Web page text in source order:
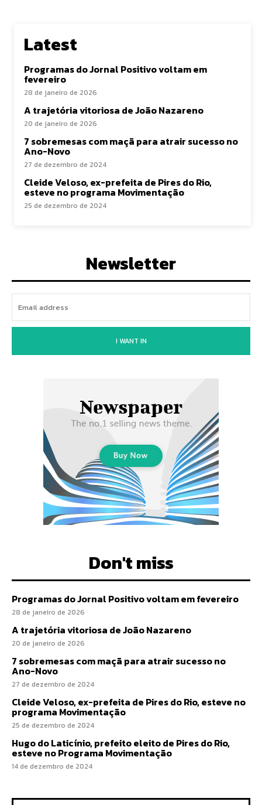
Latest
Programas do Jornal Positivo voltam em
fevereiro
28 de janeiro de 2026
A trajetória vitoriosa de João Nazareno
20 de janeiro de 2026
7 sobremesas com maçã para atrair sucesso no
Ano-Novo
27 de dezembro de 2024
Cleide Veloso, ex-prefeita de Pires do Rio,
esteve no programa Movimentação
25 de dezembro de 2024
Newsletter
I WANT IN
Don't miss
Programas do Jornal Positivo voltam em fevereiro
28 de janeiro de 2026
A trajetória vitoriosa de João Nazareno
20 de janeiro de 2026
7 sobremesas com maçã para atrair sucesso no
Ano-Novo
27 de dezembro de 2024
Cleide Veloso, ex-prefeita de Pires do Rio, esteve no
programa Movimentação
25 de dezembro de 2024
Hugo do Laticínio, prefeito eleito de Pires do Rio,
esteve no Programa Movimentação
14 de dezembro de 2024